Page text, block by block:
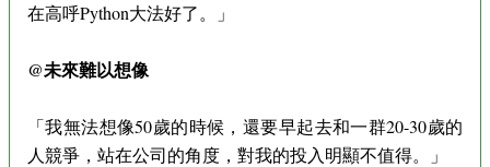
在高呼Python大法好了。」
@未來難以想像
「我無法想像50歲的時候，還要早起去和一群20-30歲的
人競爭，站在公司的角度，對我的投入明顯不值得。」